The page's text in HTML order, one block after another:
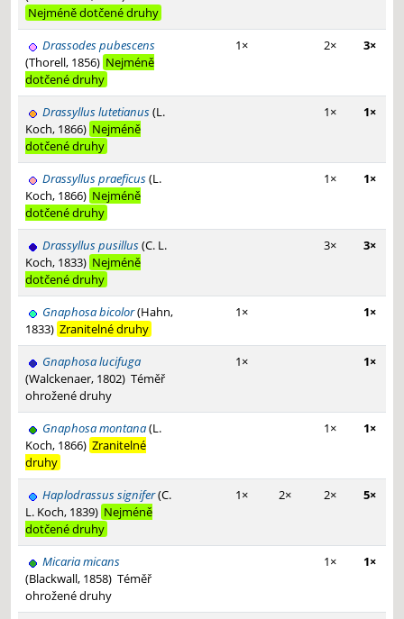
Nejméně dotčené druhy
Drassodes pubescens
(Thorell, 1856) Nejméně
dotčené druhy
1× 2× 3×
Drassyllus lutetianus(L.
Koch, 1866) Nejméně
dotčené druhy
1× 1×
Drassyllus praeficus(L.
Koch, 1866) Nejméně
dotčené druhy
1× 1×
Drassyllus pusillus(C. L.
Koch, 1833) Nejméně
dotčené druhy
3× 3×
Gnaphosa bicolor(Hahn,
1833) Zranitelné druhy
1× 1×
Gnaphosa lucifuga
(Walckenaer, 1802) Téměř
ohrožené druhy
1× 1×
Gnaphosa montana(L.
Koch, 1866) Zranitelné
druhy
1× 1×
Haplodrassus signifer(C.
L. Koch, 1839) Nejméně
dotčené druhy
1× 2× 2× 5×
Micaria micans
(Blackwall, 1858) Téměř
ohrožené druhy
1× 1×